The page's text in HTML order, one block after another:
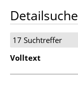
Detailsuche
17 Suchtreffer
Volltext